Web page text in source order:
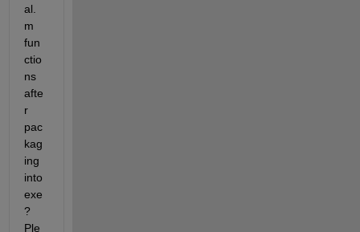
al.
m
fun
ctio
ns
afte
r
pac
kag
ing
into
exe
?
Ple